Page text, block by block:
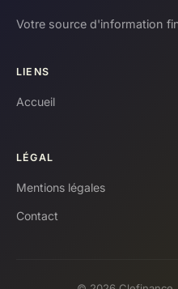
Votre source d'information
LIENS
Accueil
LÉGAL
Mentions légales
Contact